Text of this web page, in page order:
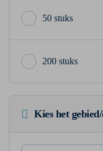
50 stuks
200 stuks
Kies het